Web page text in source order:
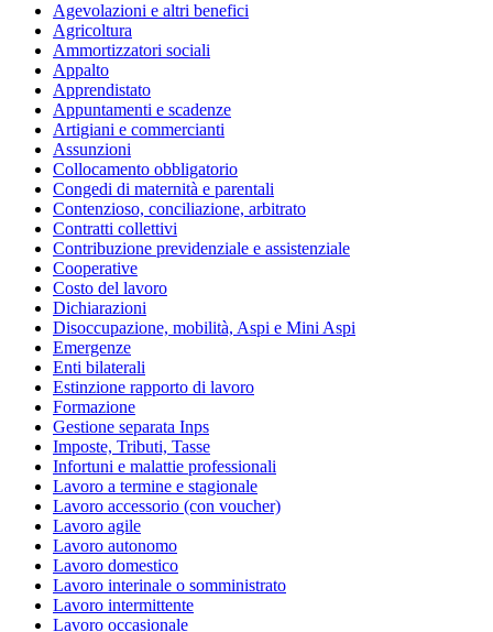
Agevolazioni e altri benefici
Agricoltura
Ammortizzatori sociali
Appalto
Apprendistato
Appuntamenti e scadenze
Artigiani e commercianti
Assunzioni
Collocamento obbligatorio
Congedi di maternità e parentali
Contenzioso, conciliazione, arbitrato
Contratti collettivi
Contribuzione previdenziale e assistenziale
Cooperative
Costo del lavoro
Dichiarazioni
Disoccupazione, mobilità, Aspi e Mini Aspi
Emergenze
Enti bilaterali
Estinzione rapporto di lavoro
Formazione
Gestione separata Inps
Imposte, Tributi, Tasse
Infortuni e malattie professionali
Lavoro a termine e stagionale
Lavoro accessorio (con voucher)
Lavoro agile
Lavoro autonomo
Lavoro domestico
Lavoro interinale o somministrato
Lavoro intermittente
Lavoro occasionale